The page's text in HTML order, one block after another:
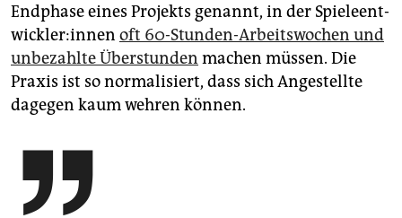
Endphase eines Projekts genannt, in der Spie­le­ent­
wick­le­r:in­nen oft 60-Stunden-Arbeitswochen und
unbezahlte Überstunden machen müssen. Die
Praxis ist so normalisiert, dass sich Angestellte
dagegen kaum wehren können.
